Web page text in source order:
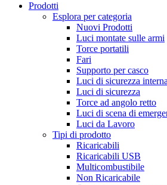
Prodotti
Esplora per categoria
Nuovi Prodotti
Luci montate sulle armi
Torce portatili
Fari
Supporto per casco
Luci di sicurezza
Luci di sicurezza
Torce ad angolo retto
Luci di scena di
Luci da Lavoro
Tipi di prodotto
Ricaricabili
Ricaricabili USB
Multicombustibile
Non Ricaricabile